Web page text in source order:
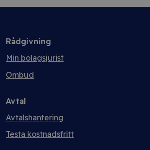
Rådgivning
Min bolagsjurist
Ombud
Avtal
Avtalshantering
Testa kostnadsfritt